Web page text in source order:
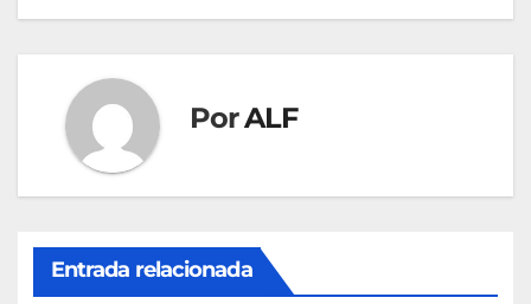
PorALF
Entrada relacionada